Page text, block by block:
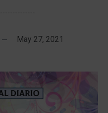
May 27, 2021